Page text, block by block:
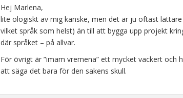
Hej Marlena,
lite ologiskt av mig kanske, men det är ju oftast
vilket språk som helst) än till att bygga upp projekt
där språket – på allvar.
För övrigt är ”imam vremena” ett mycket vackert och
att säga det bara för den sakens skull.